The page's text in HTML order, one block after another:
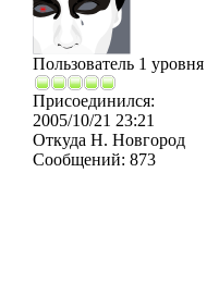
Пользователь 1 уровня
Присоединился:
2005/10/21 23:21
Откуда Н. Новгород
Сообщений: 873